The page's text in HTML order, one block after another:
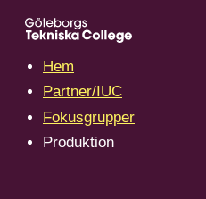
Hem
Partner/IUC
Fokusgrupper
Produktion